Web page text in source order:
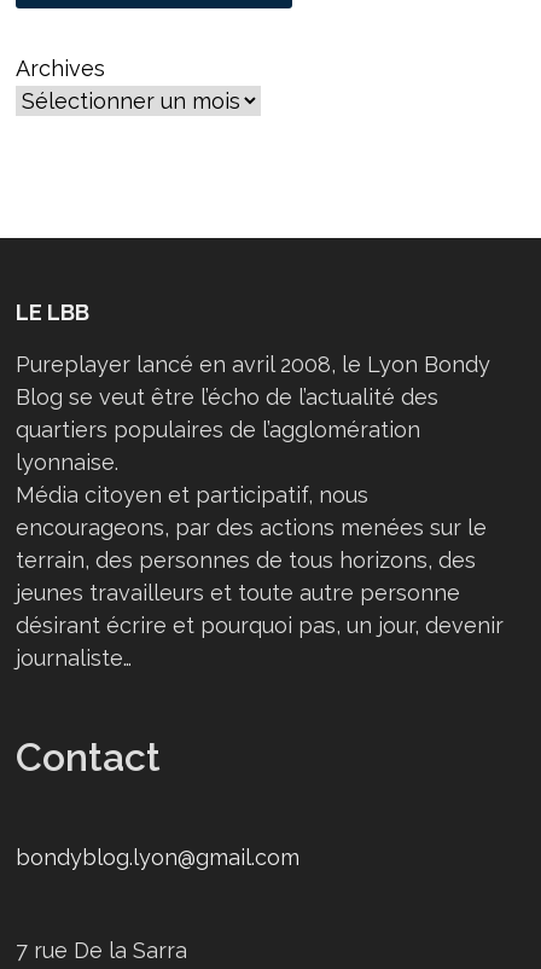
Archives
LE LBB
Pureplayer lancé en avril 2008, le Lyon Bondy
Blog se veut être l’écho de l’actualité des
quartiers populaires de l’agglomération
lyonnaise.
Média citoyen et participatif, nous
encourageons, par des actions menées sur le
terrain, des personnes de tous horizons, des
jeunes travailleurs et toute autre personne
désirant écrire et pourquoi pas, un jour, devenir
journaliste…
Contact
bondyblog.lyon@gmail.com
7 rue De la Sarra